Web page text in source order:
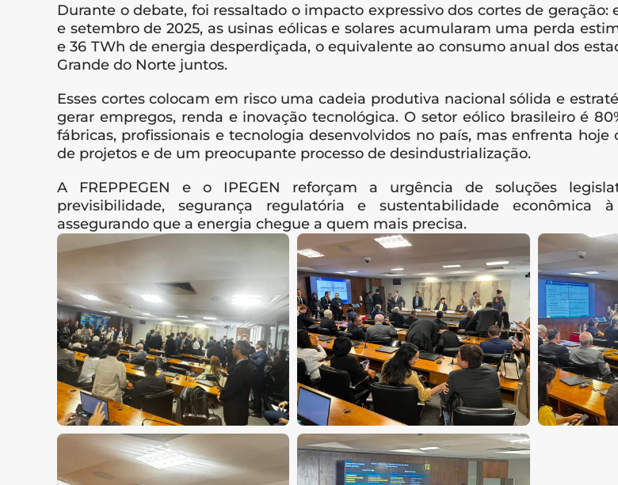
Durante o debate, foi ressaltado o impacto expressivo dos cortes de geração:
e setembro de 2025, as usinas eólicas e solares acumularam uma perda
e 36 TWh de energia desperdiçada, o equivalente ao consumo anual dos
Grande do Norte juntos.
Esses cortes colocam em risco uma cadeia produtiva nacional sólida e
gerar empregos, renda e inovação tecnológica. O setor eólico brasileiro é
fábricas, profissionais e tecnologia desenvolvidos no país, mas enfrenta hoje
de projetos e de um preocupante processo de desindustrialização.
A FREPPEGEN e o IPEGEN reforçam a urgência de soluções
previsibilidade, segurança regulatória e sustentabilidade econômica
assegurando que a energia chegue a quem mais precisa.